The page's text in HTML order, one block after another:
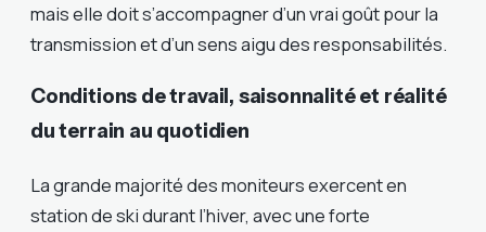
mais elle doit s’accompagner d’un vrai goût pour la
transmission et d’un sens aigu des responsabilités.
Conditions de travail, saisonnalité et réalité
du terrain au quotidien
La grande majorité des moniteurs exercent en
station de ski durant l’hiver, avec une forte